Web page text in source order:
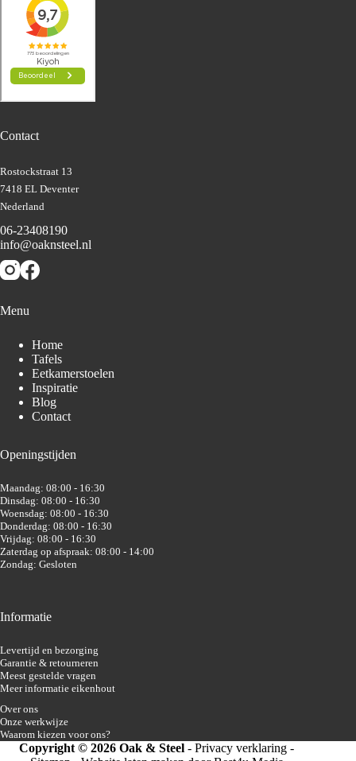
Contact
Rostockstraat 13
7418 EL Deventer
Nederland
06-23408190
info@oaknsteel.nl
Menu
Home
Tafels
Eetkamerstoelen
Inspiratie
Blog
Contact
Openingstijden
Maandag: 08:00 - 16:30
Dinsdag: 08:00 - 16:30
Woensdag: 08:00 - 16:30
Donderdag: 08:00 - 16:30
Vrijdag: 08:00 - 16:30
Zaterdag op afspraak: 08:00 - 14:00
Zondag: Gesloten
Informatie
Levertijd en bezorging
Garantie & retourneren
Meest gestelde vragen
Meer informatie eikenhout
Over ons
Onze werkwijze
Waarom kiezen voor ons?
Copyright © 2026 Oak & Steel -Privacy verklaring -